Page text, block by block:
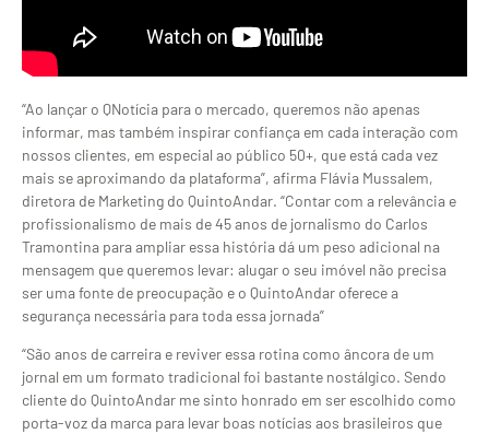
“Ao lançar o QNotícia para o mercado, queremos não apenas
informar, mas também inspirar confiança em cada interação com
nossos clientes, em especial ao público 50+, que está cada vez
mais se aproximando da plataforma”, afirma Flávia Mussalem,
diretora de Marketing do QuintoAndar. “Contar com a relevância e
profissionalismo de mais de 45 anos de jornalismo do Carlos
Tramontina para ampliar essa história dá um peso adicional na
mensagem que queremos levar: alugar o seu imóvel não precisa
ser uma fonte de preocupação e o QuintoAndar oferece a
segurança necessária para toda essa jornada”
“São anos de carreira e reviver essa rotina como âncora de um
jornal em um formato tradicional foi bastante nostálgico. Sendo
cliente do QuintoAndar me sinto honrado em ser escolhido como
porta-voz da marca para levar boas notícias aos brasileiros que